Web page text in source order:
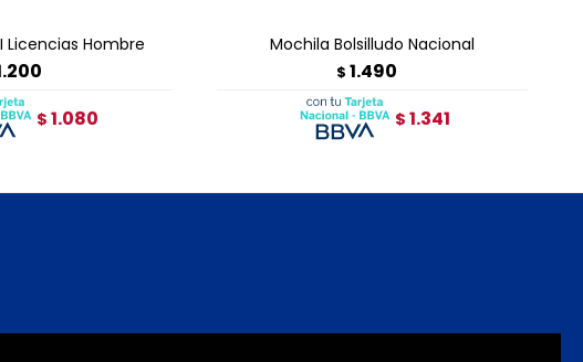
Licencias Hombre
$ 1.080
Mochila Bolsilludo Nacional
$ 1.490
$ 1.341